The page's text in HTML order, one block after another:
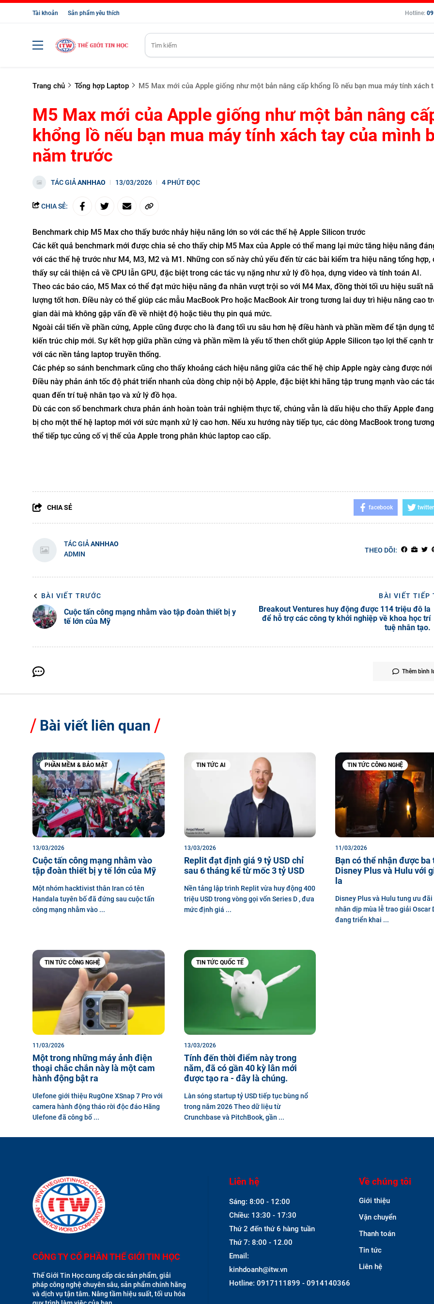
Tài khoản Sản phẩm yêu thích Hotline:
Trang chủ Tổng hợp Laptop M5 Max mới của Apple giống như một bản nâng cấp khổng lồ nếu bạn mua máy tính xách
M5 Max mới của Apple giống như một bản nâng
khổng lồ nếu bạn mua máy tính xách tay của mình
năm trước
TÁC GIẢANHHAO 13/03/2026 4 PHÚT ĐỌC
CHIA SẺ:
Benchmark chip M5 Max cho thấy bước nhảy hiệu năng lớn so với các thế hệ Apple Silicon trước
Các kết quả benchmark mới được chia sẻ cho thấy chip M5 Max của Apple có thể mang lại mức tăng hiệu năng
với các thế hệ trước như M4, M3, M2 và M1. Những con số này chủ yếu đến từ các bài kiểm tra hiệu năng tổng hợp,
thấy sự cải thiện cả về CPU lẫn GPU, đặc biệt trong các tác vụ nặng như xử lý đồ họa, dựng video và tính toán AI.
Theo các báo cáo, M5 Max có thể đạt mức hiệu năng đa nhân vượt trội so với M4 Max, đồng thời tối ưu hiệu suất
lượng tốt hơn. Điều này có thể giúp các mẫu MacBook Pro hoặc MacBook Air trong tương lai duy trì hiệu năng cao
gian dài mà không gặp vấn đề về nhiệt độ hoặc tiêu thụ pin quá mức.
Ngoài cải tiến về phần cứng, Apple cũng được cho là đang tối ưu sâu hơn hệ điều hành và phần mềm để tận dụng
kiến trúc chip mới. Sự kết hợp giữa phần cứng và phần mềm là yếu tố then chốt giúp Apple Silicon tạo lợi thế cạnh
với các nền tảng laptop truyền thống.
Các phép so sánh benchmark cũng cho thấy khoảng cách hiệu năng giữa các thế hệ chip Apple ngày càng được nới
Điều này phản ánh tốc độ phát triển nhanh của dòng chip nội bộ Apple, đặc biệt khi hãng tập trung mạnh vào các
quan đến trí tuệ nhân tạo và xử lý đồ họa.
Dù các con số benchmark chưa phản ánh hoàn toàn trải nghiệm thực tế, chúng vẫn là dấu hiệu cho thấy Apple
bị cho một thế hệ laptop mới với sức mạnh xử lý cao hơn. Nếu xu hướng này tiếp tục, các dòng MacBook trong
thể tiếp tục củng cố vị thế của Apple trong phân khúc laptop cao cấp.
CHIA SẺ facebook twitter
TÁC GIẢANHHAO
ADMIN
THEO DÕI:
BÀI VIẾT TRƯỚC
Cuộc tấn công mạng nhằm vào tập đoàn thiết bị y
tế lớn của Mỹ
BÀI VIẾT TIẾP
Breakout Ventures huy động được 114 triệu đô la
để hỗ trợ các công ty khởi nghiệp về khoa học trí
tuệ nhân tạo.
Thêm bình
Bài viết liên quan
PHẦN MỀM & BẢO MẬT
13/03/2026
Cuộc tấn công mạng nhằm vào
tập đoàn thiết bị y tế lớn của Mỹ
Một nhóm hacktivist thân Iran có tên
Handala tuyên bố đã đứng sau cuộc tấn
công mạng nhằm vào ...
TIN TỨC AI
13/03/2026
Replit đạt định giá 9 tỷ USD chỉ
sau 6 tháng kể từ mốc 3 tỷ USD
Nền tảng lập trình Replit vừa huy động 400
triệu USD trong vòng gọi vốn Series D , đưa
mức định giá ...
TIN TỨC CÔNG NGHỆ
11/03/2026
Bạn có thể nhận được ba
Disney Plus và Hulu với
la
Disney Plus và Hulu tung ưu
nhân dịp mùa lễ trao giải Oscar
đang triển khai ...
TIN TỨC CÔNG NGHỆ
11/03/2026
Một trong những máy ảnh điện
thoại chắc chắn này là một cam
hành động bật ra
Ulefone giới thiệu RugOne XSnap 7 Pro với
camera hành động tháo rời độc đáo Hãng
Ulefone đã công bố ...
TIN TỨC QUỐC TẾ
13/03/2026
Tính đến thời điểm này trong
năm, đã có gần 40 kỳ lân mới
được tạo ra - đây là chúng.
Làn sóng startup tỷ USD tiếp tục bùng nổ
trong năm 2026 Theo dữ liệu từ
Crunchbase và PitchBook, gần ...
CÔNG TY CỔ PHẦN THẾ GIỚI TIN HỌC
Thế Giới Tin Học cung cấp các sản phẩm, giải
pháp công nghệ chuyên sâu, sản phẩm chính hãng
và dịch vụ tận tâm. Nâng tầm hiệu suất, tối ưu hóa
Liên hệ
Sáng: 8:00 - 12:00
Chiều: 13:30 - 17:30
Thứ 2 đến thứ 6 hàng tuần
Thứ 7: 8:00 - 12.00
Email:
kinhdoanh@itw.vn
Hotline: 0917111899 - 0914140366
Về chúng tôi
Giới thiệu
Vận chuyển
Thanh toán
Tin tức
Liên hệ